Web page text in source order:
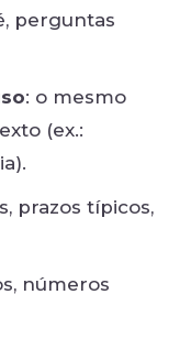
perguntas
: o mesmo
(ex.:
prazos típicos,
números